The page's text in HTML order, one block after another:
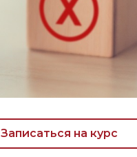
Записаться на курс